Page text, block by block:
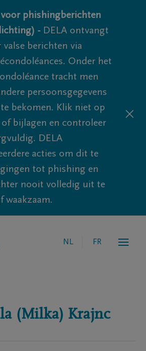
phishingberichten
- DELA ontvangt
berichten via
Onder het
tracht men
persoonsgegevens
bekomen. Klik niet op
bijlagen en controleer
DELA
acties om dit te
tot phishing en
nooit volledig uit te
waakzaam.
NL FR
(Milka) Krajnc